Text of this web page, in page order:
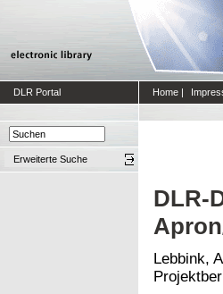
DLR Portal Home |
Erweiterte Suche
DLR-
Lebbink,